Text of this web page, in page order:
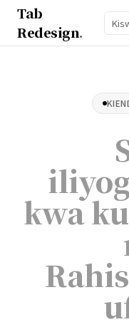
Tab
Redesign.
kwa